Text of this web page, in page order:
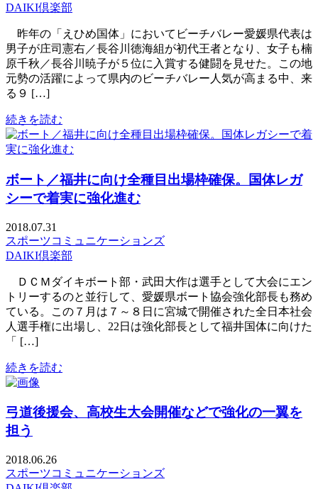
DAIKI倶楽部
昨年の「えひめ国体」においてビーチバレー愛媛県代表は
男子が庄司憲右／長谷川徳海組が初代王者となり、女子も楠
原千秋／長谷川暁子が５位に入賞する健闘を見せた。この地
元勢の活躍によって県内のビーチバレー人気が高まる中、来
る９ […]
続きを読む
ボート／福井に向け全種目出場枠確保。国体レガ
シーで着実に強化進む
2018.07.31
スポーツコミュニケーションズ
DAIKI倶楽部
ＤＣＭダイキボート部・武田大作は選手として大会にエン
トリーするのと並行して、愛媛県ボート協会強化部長も務め
ている。この７月は７～８日に宮城で開催された全日本社会
人選手権に出場し、22日は強化部長として福井国体に向けた
「 […]
続きを読む
弓道後援会、高校生大会開催などで強化の一翼を
担う
2018.06.26
スポーツコミュニケーションズ